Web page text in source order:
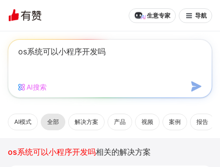
生意专家 导航
AI搜索
AI模式 全部 解决方案 产品 视频 案例 报告
os系统可以小程序开发吗相关的解决方案